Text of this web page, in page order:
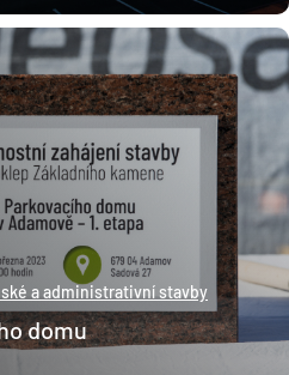
domu
a administrativní stavby